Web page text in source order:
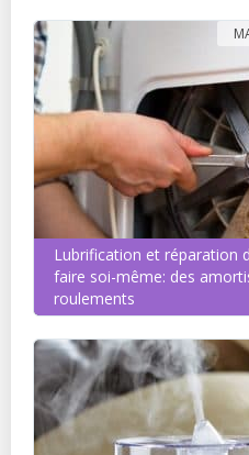
Lubrification et réparation
faire soi-même: des
roulements